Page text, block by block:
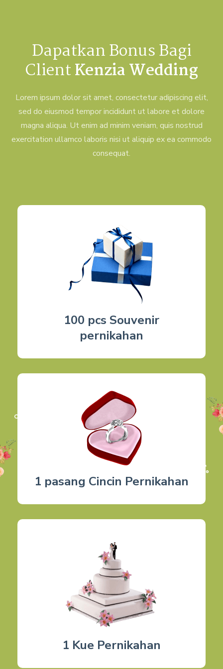
Dapatkan Bonus Bagi
ClientKenzia Wedding
Lorem ipsum dolor sit amet, consectetur adipiscing elit,
sed do eiusmod tempor incididunt ut labore et dolore
magna aliqua. Ut enim ad minim veniam, quis nostrud
exercitation ullamco laboris nisi ut aliquip ex ea commodo
consequat.
100 pcs Souvenir
pernikahan
1 pasang Cincin Pernikahan
1 Kue Pernikahan